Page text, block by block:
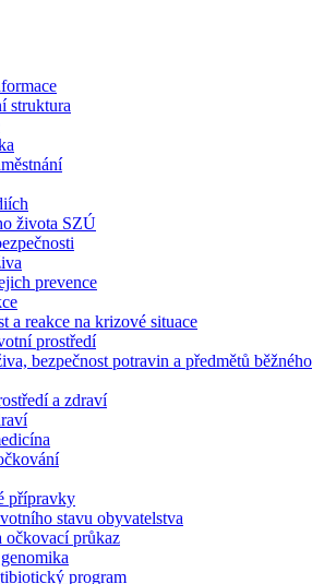
struktura
života SZÚ
prevence
a reakce na krizové situace
prostředí
bezpečnost potravin a předmětů běžného
a zdraví
přípravky
stavu obyvatelstva
očkovací průkaz
program